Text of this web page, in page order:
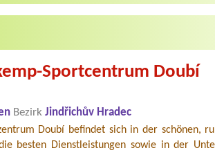
Sportcentrum Doubí
Bezirk Jindřichův Hradec
Doubí befindet sich in der schönen,
besten Dienstleistungen sowie in der